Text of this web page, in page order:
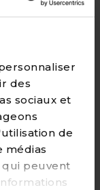
des
sociaux et
de
médias
qui peuvent